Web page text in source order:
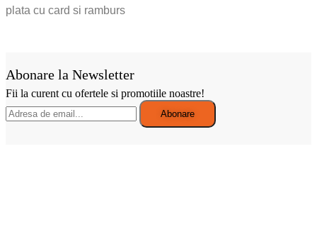
plata cu card si ramburs
Abonare la Newsletter
Fii la curent cu ofertele si promotiile noastre!